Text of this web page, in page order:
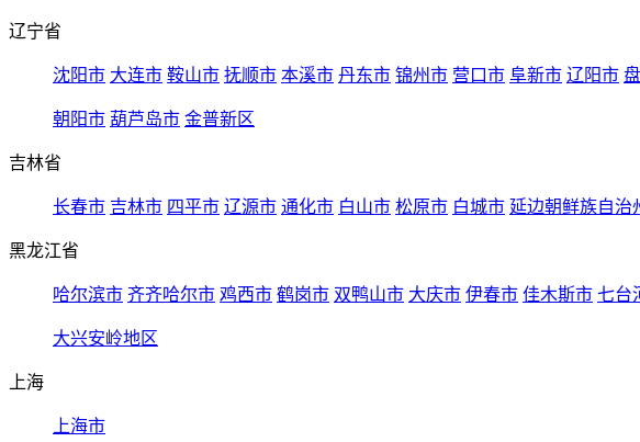
辽宁省
沈阳市 大连市 鞍山市 抚顺市 本溪市 丹东市 锦州市 营口市 阜新市 辽阳市
朝阳市 葫芦岛市 金普新区
吉林省
长春市 吉林市 四平市 辽源市 通化市 白山市 松原市 白城市 延边朝鲜族自治
黑龙江省
哈尔滨市 齐齐哈尔市 鸡西市 鹤岗市 双鸭山市 大庆市 伊春市 佳木斯市 七台
大兴安岭地区
上海
上海市